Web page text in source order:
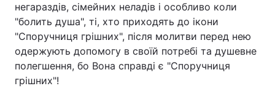
негараздів, сімейних неладів і особливо коли
"болить душа", ті, хто приходять до ікони
"Споручниця грішних", після молитви перед нею
одержують допомогу в своїй потребі та душевне
полегшення, бо Вона справді є "Споручниця
грішних"!